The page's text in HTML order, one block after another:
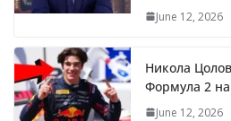
June 12, 2026
Никола
Формула 2 на
June 12, 2026